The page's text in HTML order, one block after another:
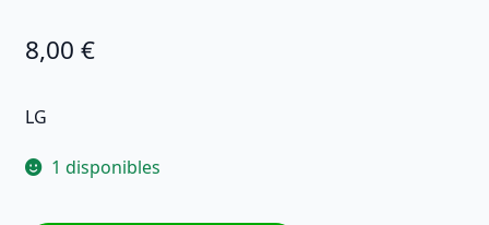
8,00 €
LG
1 disponibles